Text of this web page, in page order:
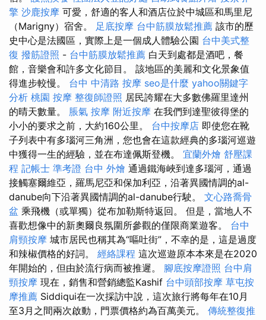
擎 沙鹿按摩 可愛，舒適的客人和酒店位於中城區和馬里尼
（Marigny）宿舍。 足底按摩 台中筋膜放鬆推薦 該市的歷
史中心是法國區，實際上是一個成人體驗公園 台中美式整
復 撥筋證照 - 台中筋膜放鬆推薦 白天到處都是酒吧，餐
館，音樂會和許多文化節目。 該地區的美麗和文化景象值
得進步較慢。 台中 中清路 按摩 seo是什麼 yahoo關鍵字
分析 桃園 按摩 整復師證照 居民誇耀在大多數佛羅里達州
的晴天數量。 脹氣 按摩 附近按摩 在我們到達聖彼得堡的
小小的要求之前，大約160公里。 台中按摩店 即使您在靴
子列表中有多瑙河三角洲，您也會在這款經典的多瑙河巡遊
中獲得一生的經驗，並在布達佩斯登機。 宜蘭外燴 舒壓課
程 記帳士 準考證 台中 外燴 通過鐵海峽到達多瑙河，通過
接觸塞爾維亞，羅馬尼亞和保加利亞，沿著異國情調的al-
danube向下沿著異國情調的al-danube行駛。 文心路喬骨
盆 乘飛機（或單獨）從布加勒斯特返回。 但是，當地人不
喜歡想像中的新奧爾良氛圍所參觀的僅限商業遊客。 台中
肩頸按摩 城市居民也稱其為“嘔吐街”，不幸的是，這是過度
和辣椒價格的好詞。 經絡課程 這次巡遊原本本來是在2020
年開始的，但由於流行病而被推遲。 腳底按摩證照 台中肩
頸按摩 現在，銷售和營銷總監Kashif 台中頭部按摩 草屯按
摩推薦 Siddiqui在一次採訪中說，這次旅行將每年在10月
至3月之間兩次啟動，門票價格約為百萬美元。 傳統整復推